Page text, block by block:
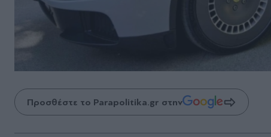
Προσθέστε το Parapolitika.gr στην